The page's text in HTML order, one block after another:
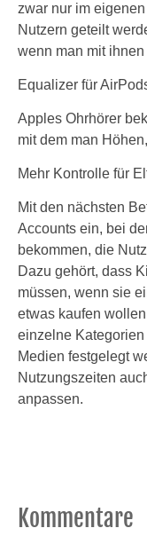
zwar nur im
Nutzern geteilt
wenn man mit
Equalizer für
Apples Ohrhörer
mit dem man
Mehr Kontrolle für
Mit den nächsten
Accounts ein, bei
bekommen, die
Dazu gehört, dass
müssen, wenn sie
etwas kaufen
einzelne
Medien festgelegt
Nutzungszeiten
anpassen.
Kommentare